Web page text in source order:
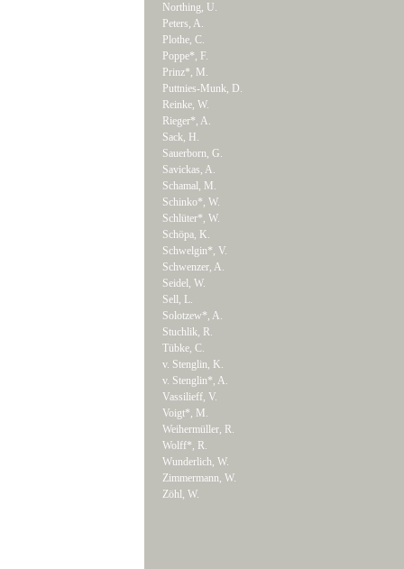
Northing, U.
Peters, A.
Plothe, C.
Poppe*, F.
Prinz*, M.
Puttnies-Munk, D.
Reinke, W.
Rieger*, A.
Sack, H.
Sauerborn, G.
Savickas, A.
Schamal, M.
Schinko*, W.
Schlüter*, W.
Schöpa, K.
Schwelgin*, V.
Schwenzer, A.
Seidel, W.
Sell, L.
Solotzew*, A.
Stuchlik, R.
Tübke, C.
v. Stenglin, K.
v. Stenglin*, A.
Vassilieff, V.
Voigt*, M.
Weihermüller, R.
Wolff*, R.
Wunderlich, W.
Zimmermann, W.
Zöhl, W.